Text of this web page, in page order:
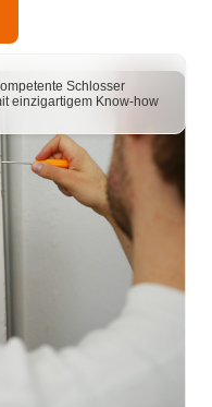
Schlosser
einzigartigem Know-how